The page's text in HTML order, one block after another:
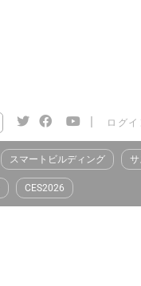
| ログイ
スマートビルディング サ
CES2026